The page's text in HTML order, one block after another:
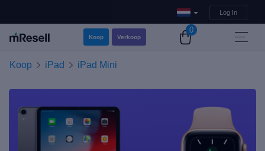
Log In
Koop Verkoop
0
Koop iPad iPad Mini